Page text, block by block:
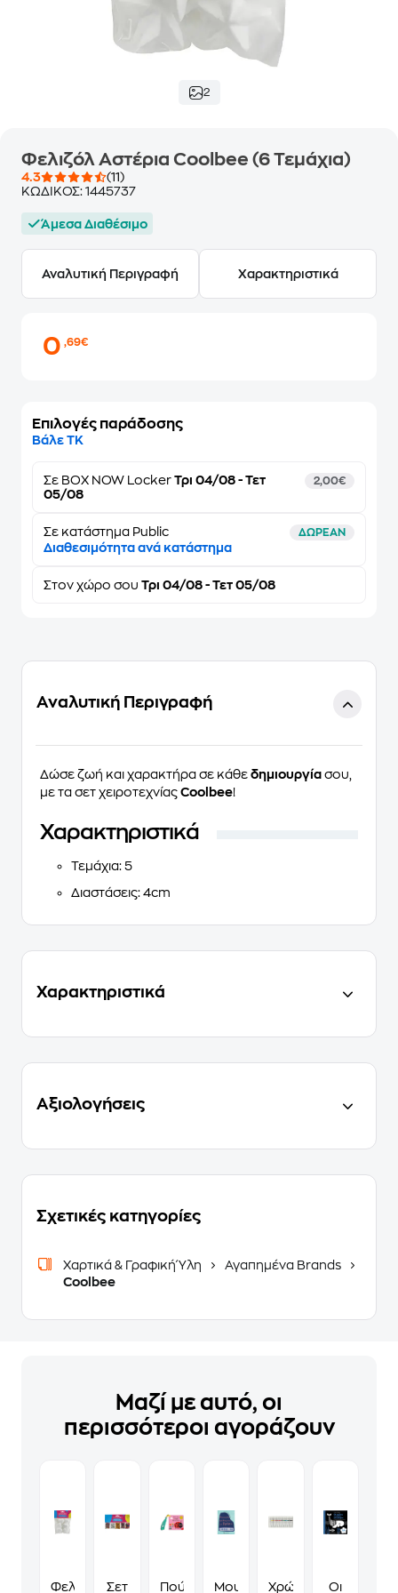
2
Φελιζόλ Αστέρια Coolbee (6 Τεμάχια)
4.3
(11)
ΚΩΔΙΚΟΣ: 1445737
Άμεσα Διαθέσιμο
Αναλυτική Περιγραφή Χαρακτηριστικά
0,69€
Επιλογές παράδοσης
Βάλε ΤΚ
Σε BOX NOW Locker Τρι 04/08 - Τετ
05/08
2,00€
Σε κατάστημα Public ΔΩΡΕΑΝ
Διαθεσιμότητα ανά κατάστημα
Στον χώρο σου Τρι 04/08 - Τετ 05/08
Αναλυτική Περιγραφή
Δώσε ζωή και χαρακτήρα σε κάθε δημιουργία σου,
με τα σετ χειροτεχνίας Coolbee!
Χαρακτηριστικά
Τεμάχια: 5
Διαστάσεις: 4cm
Χαρακτηριστικά
Αξιολογήσεις
Σχετικές κατηγορίες
Χαρτικά & Γραφική Ύλη
Αγαπημένα Brands
Coolbee
Μαζί με αυτό, οι
περισσότεροι αγοράζουν
Φελιζόλ
Σετ
Πού
Μουσικά Χρώματα Τέμπερες
Οι